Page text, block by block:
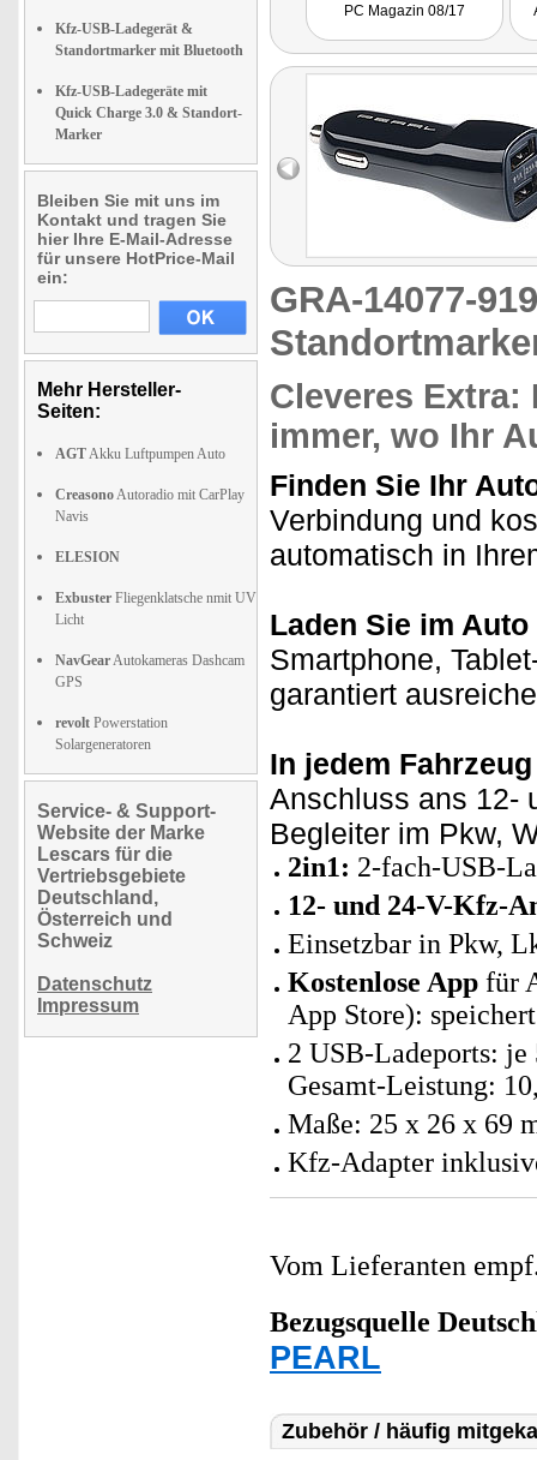
Kfz-USB-Ladegerät &
Standortmarker mit Bluetooth
Kfz-USB-Ladegeräte mit
Quick Charge 3.0 & Standort-
Marker
Bleiben Sie mit uns im
Kontakt und tragen Sie
hier Ihre E-Mail-Adresse
für unsere HotPrice-Mail
ein:
Mehr Hersteller-
Seiten:
AGTAkku Luftpumpen Auto
CreasonoAutoradio mit CarPlay
Navis
ELESION
Exbuster Fliegenklatsche nmit UV
Licht
NavGearAutokameras Dashcam
GPS
revolt Powerstation
Solargeneratoren
Service- & Support-
Website der Marke
Lescars für die
Vertriebsgebiete
Deutschland,
Österreich und
Schweiz
Datenschutz
Impressum
PC Magazin 08/17
GRA-14077-
Cleveres Extra:
immer, wo Ihr
Finden Sie Ihr
Verbindung und
automatisch in
Laden Sie im
Smartphone,
garantiert
In jedem
Anschluss ans 12-
Begleiter im Pkw,
2in1: 2-fach-USB-
12- und 24-V-Kfz-
Einsetzbar in Pkw,
Kostenlose App für
App Store):
2 USB-Ladeports: je
Gesamt-Leistung:
Maße: 25 x 26 x 69
Kfz-Adapter
Vom Lieferanten
Bezugsquelle
PEARL
Zubehör / häufig